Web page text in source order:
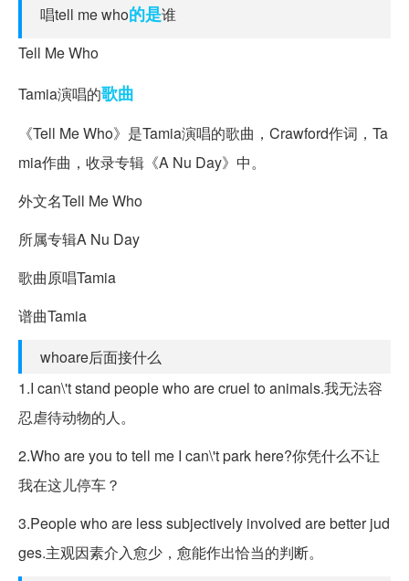
唱tell me who的是谁
Tell Me Who
Tamia演唱的歌曲
《Tell Me Who》是Tamia演唱的歌曲，Crawford作词，Ta
mia作曲，收录专辑《A Nu Day》中。
外文名Tell Me Who
所属专辑A Nu Day
歌曲原唱Tamia
谱曲Tamia
whoare后面接什么
1.I can\'t stand people who are cruel to animals.我无法容
忍虐待动物的人。
2.Who are you to tell me I can\'t park here?你凭什么不让
我在这儿停车？
3.People who are less subjectively involved are better jud
ges.主观因素介入愈少，愈能作出恰当的判断。